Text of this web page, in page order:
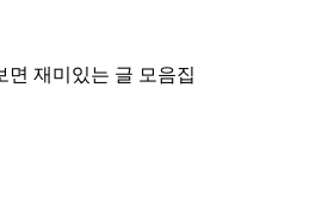
면 재미있는 글 모음집